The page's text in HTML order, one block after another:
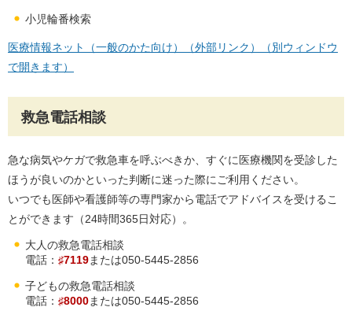
小児輪番検索
医療情報ネット（一般のかた向け）（外部リンク）（別ウィンドウ
で開きます）
救急電話相談
急な病気やケガで救急車を呼ぶべきか、すぐに医療機関を受診した
ほうが良いのかといった判断に迷った際にご利用ください。
いつでも医師や看護師等の専門家から電話でアドバイスを受けるこ
とができます（24時間365日対応）。
大人の救急電話相談
電話： ♯7119または050-5445-2856
子どもの救急電話相談
電話： ♯8000または050-5445-2856